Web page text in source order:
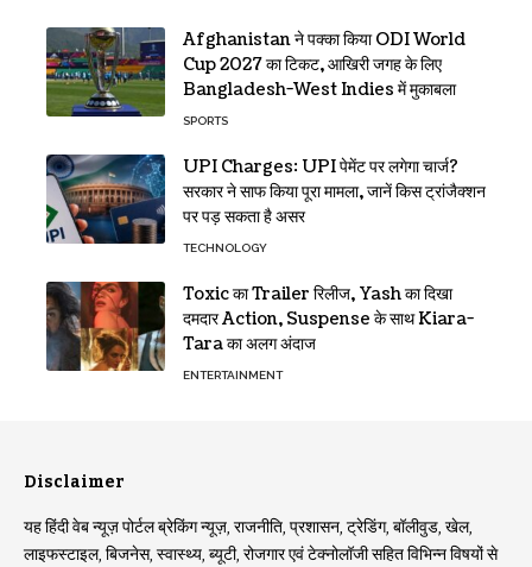
Afghanistan ने पक्का किया ODI World
Cup 2027 का टिकट, आखिरी जगह के लिए
Bangladesh-West Indies में मुकाबला
SPORTS
UPI Charges: UPI पेमेंट पर लगेगा चार्ज?
सरकार ने साफ किया पूरा मामला, जानें किस ट्रांजैक्शन
पर पड़ सकता है असर
TECHNOLOGY
Toxic का Trailer रिलीज, Yash का दिखा
दमदार Action, Suspense के साथ Kiara-
Tara का अलग अंदाज
ENTERTAINMENT
Disclaimer
यह हिंदी वेब न्यूज़ पोर्टल ब्रेकिंग न्यूज़, राजनीति, प्रशासन, ट्रेडिंग, बॉलीवुड, खेल,
लाइफस्टाइल, बिजनेस, स्वास्थ्य, ब्यूटी, रोजगार एवं टेक्नोलॉजी सहित विभिन्न विषयों से